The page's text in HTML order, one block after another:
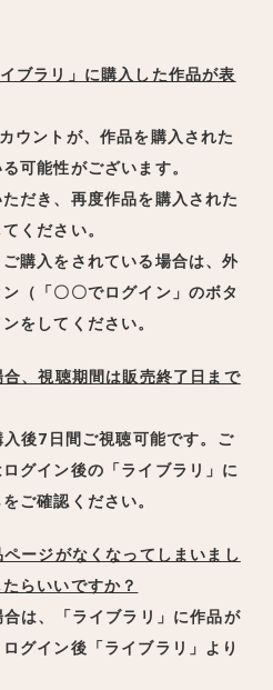
ブラリ」に購入した作品が表
ウントが、作品を購入された
可能性がございます。
だき、再度作品を購入された
ください。
購入をされている場合は、外
（「〇〇でログイン」のボタ
をしてください。
、視聴期間は販売終了日まで
後7日間ご視聴可能です。ご
グイン後の「ライブラリ」に
ご確認ください。
ージがなくなってしまいまし
らいいですか？
は、「ライブラリ」に作品が
グイン後「ライブラリ」より